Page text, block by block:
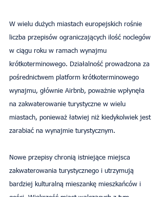
W wielu dużych miastach europejskich rośnie
liczba przepisów ograniczających ilość noclegów
w ciągu roku w ramach wynajmu
krótkoterminowego. Działalność prowadzona za
pośrednictwem platform krótkoterminowego
wynajmu, głównie Airbnb, poważnie wpłynęła
na zakwaterowanie turystyczne w wielu
miastach, ponieważ łatwiej niż kiedykolwiek jest
zarabiać na wynajmie turystycznym.
Nowe przepisy chronią istniejące miejsca
zakwaterowania turystycznego i utrzymują
bardziej kulturalną mieszankę mieszkańców i